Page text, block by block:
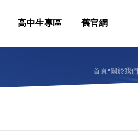
高中生專區 舊官網
首頁●關於我們